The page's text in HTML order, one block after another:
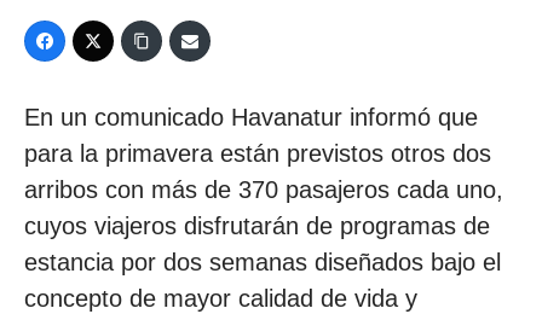
En un comunicado Havanatur informó que
para la primavera están previstos otros dos
arribos con más de 370 pasajeros cada uno,
cuyos viajeros disfrutarán de programas de
estancia por dos semanas diseñados bajo el
concepto de mayor calidad de vida y